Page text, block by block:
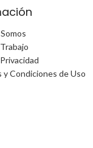
y Condiciones de Uso